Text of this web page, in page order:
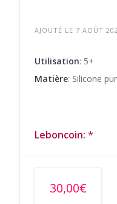
AJOUTÉ LE 7 AOÛT
Utilisation: 5+
Matière: Silicone pur
Leboncoin: *
30,00€